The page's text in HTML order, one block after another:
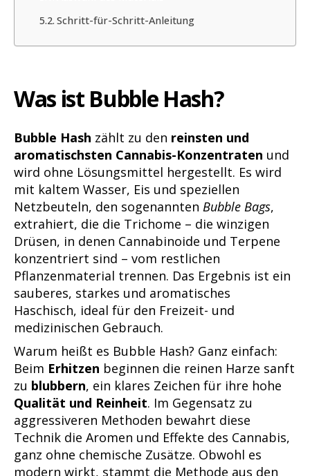
Schritt-für-Schritt-Anleitung
Was ist Bubble Hash?
Bubble Hash zählt zu den reinsten und
aromatischsten Cannabis-Konzentraten und
wird ohne Lösungsmittel hergestellt. Es wird
mit kaltem Wasser, Eis und speziellen
Netzbeuteln, den sogenannten Bubble Bags,
extrahiert, die die Trichome – die winzigen
Drüsen, in denen Cannabinoide und Terpene
konzentriert sind – vom restlichen
Pflanzenmaterial trennen. Das Ergebnis ist ein
sauberes, starkes und aromatisches
Haschisch, ideal für den Freizeit- und
medizinischen Gebrauch.
Warum heißt es Bubble Hash? Ganz einfach:
Beim Erhitzen beginnen die reinen Harze sanft
zu blubbern, ein klares Zeichen für ihre hohe
Qualität und Reinheit. Im Gegensatz zu
aggressiveren Methoden bewahrt diese
Technik die Aromen und Effekte des Cannabis,
ganz ohne chemische Zusätze. Obwohl es
modern wirkt, stammt die Methode aus den